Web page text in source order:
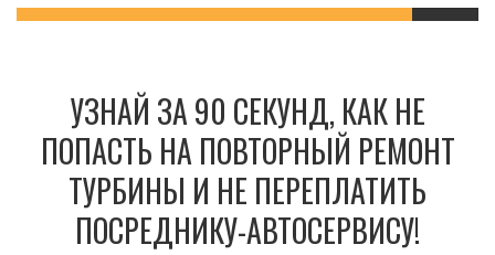
УЗНАЙ ЗА 90 СЕКУНД, КАК НЕ
ПОПАСТЬ НА ПОВТОРНЫЙ РЕМОНТ
ТУРБИНЫ И НЕ ПЕРЕПЛАТИТЬ
ПОСРЕДНИКУ-АВТОСЕРВИСУ!